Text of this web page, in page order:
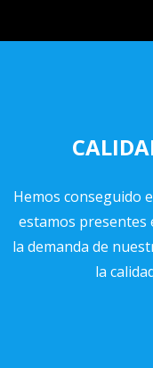
Hemos conseguido
estamos presentes
la demanda de
la